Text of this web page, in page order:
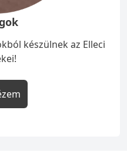
készülnek az Elleci